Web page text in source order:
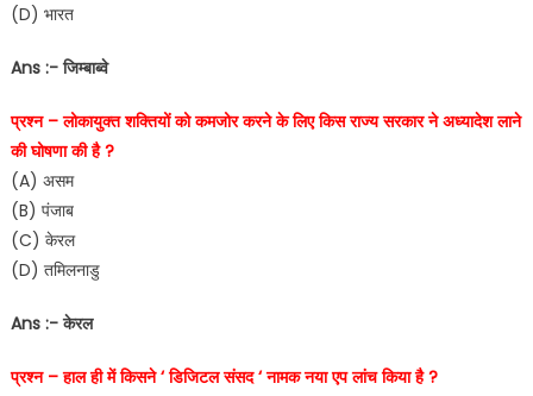
(D) भारत
Ans :- जिम्बाब्वे
प्रश्न – लोकायुक्त शक्तियों को कमजोर करने के लिए किस राज्य सरकार ने अध्यादेश लाने
की घोषणा की है ?
(A) असम
(B) पंजाब
(C) केरल
(D) तमिलनाडु
Ans :- केरल
प्रश्न – हाल ही में किसने ‘ डिजिटल संसद ‘ नामक नया एप लांच किया है ?